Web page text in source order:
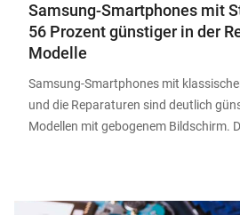
Samsung-Smartphones mit
56 Prozent günstiger in der
Modelle
Samsung-Smartphones mit
und die Reparaturen sind deutlich
Modellen mit gebogenem Bildschirm.